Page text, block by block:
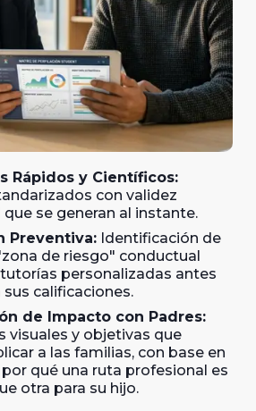
Rápidos y Científicos:
con validez
se generan al instante.
Preventiva:Identificación de
de riesgo" conductual
personalizadas antes
calificaciones.
de Impacto con Padres:
visuales y objetivas que
a las familias, con base en
qué una ruta profesional es
otra para su hijo.